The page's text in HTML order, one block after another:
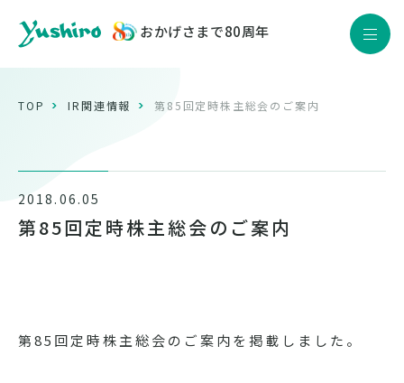
おかげさまで80周年
JP
企業情報
サステナビリティ
株主・投資家情報
TOP IR関連情報 第85回定時株主総会のご案内
2018.06.05
第85回定時株主総会のご案内
第85回定時株主総会のご案内を掲載しました。